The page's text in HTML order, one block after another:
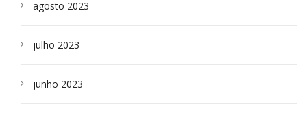
agosto 2023
julho 2023
junho 2023